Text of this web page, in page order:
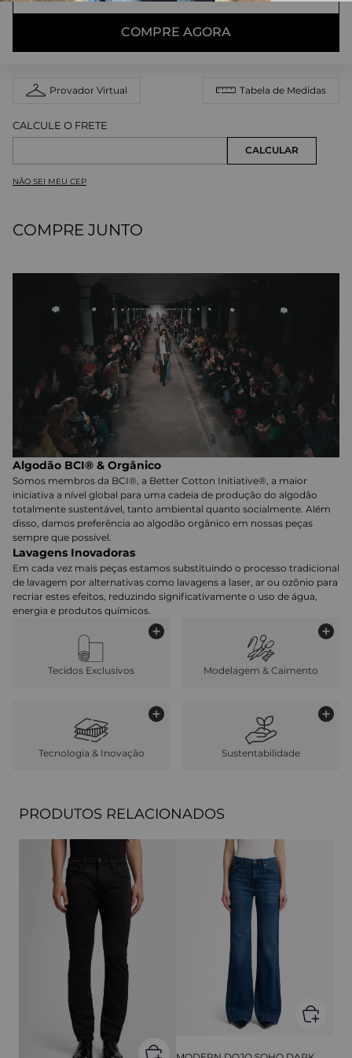
COMPRE AGORA
Provador Virtual Tabela de Medidas
NÃO SEI MEU CEP
COMPRE JUNTO
Algodão BCI® & Orgânico
Somos membros da BCI®, a Better Cotton Initiative®, a maior
iniciativa a nível global para uma cadeia de produção do algodão
totalmente sustentável, tanto ambiental quanto socialmente. Além
disso, damos preferência ao algodão orgânico em nossas peças
sempre que possível.
Lavagens Inovadoras
Em cada vez mais peças estamos substituindo o processo tradicional
de lavagem por alternativas como lavagens a laser, ar ou ozônio para
recriar estes efeitos, reduzindo significativamente o uso de água,
energia e produtos químicos.
Tecidos Exclusivos Modelagem & Caimento
Tecnologia & Inovação Sustentabilidade
PRODUTOS RELACIONADOS